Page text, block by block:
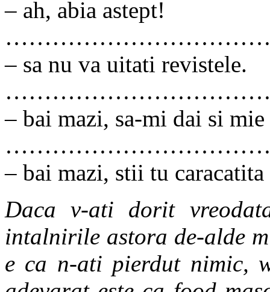
– ah, abia astept!
– sa nu va uitati revistele.
– bai mazi, sa-mi dai si
– bai mazi, stii tu caracatita
Daca v-ati dorit
intalnirile astora de-alde
e ca n-ati pierdut nimic,